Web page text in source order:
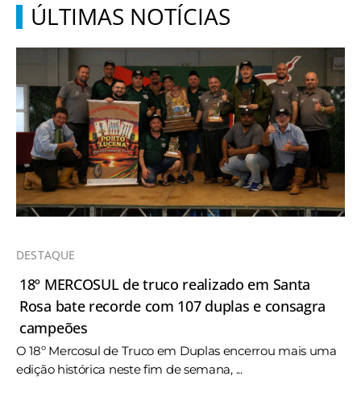
ÚLTIMAS NOTÍCIAS
DESTAQUE
18º MERCOSUL de truco realizado em Santa
Rosa bate recorde com 107 duplas e consagra
campeões
O 18º Mercosul de Truco em Duplas encerrou mais uma
edição histórica neste fim de semana, ...